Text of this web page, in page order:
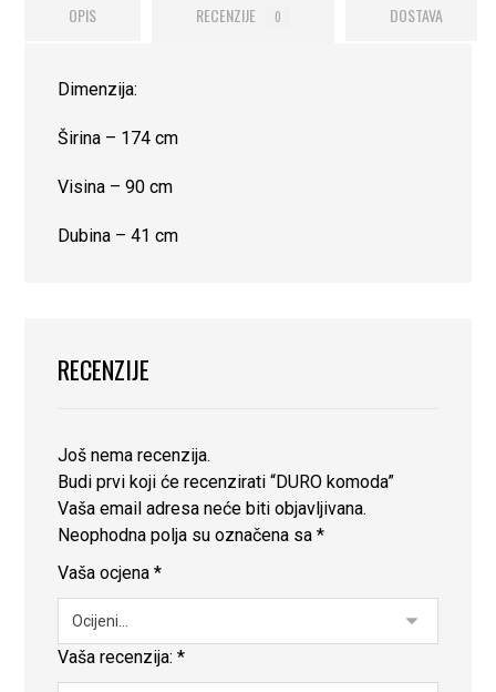
OPIS RECENZIJE 0 DOSTAVA
Dimenzija:
Širina – 174 cm
Visina – 90 cm
Dubina – 41 cm
RECENZIJE
Još nema recenzija.
Budi prvi koji će recenzirati “DURO komoda”
Vaša email adresa neće biti objavljivana.
Neophodna polja su označena sa*
Vaša ocjena*
Vaša recenzija:*